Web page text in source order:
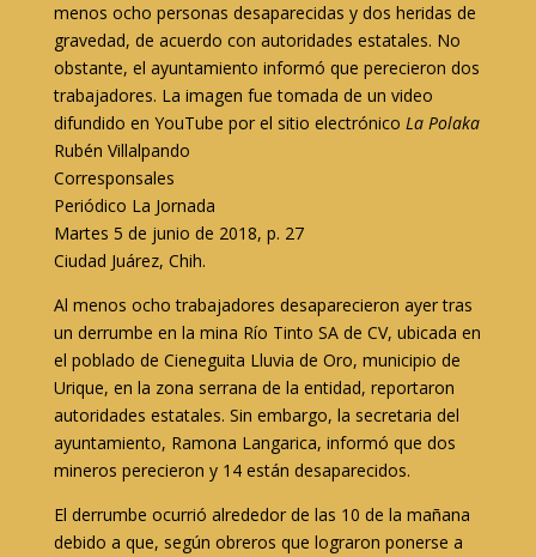
menos ocho personas desaparecidas y dos heridas de
gravedad, de acuerdo con autoridades estatales. No
obstante, el ayuntamiento informó que perecieron dos
trabajadores. La imagen fue tomada de un video
difundido en YouTube por el sitio electrónico La Polaka
Rubén Villalpando
Corresponsales
Periódico La Jornada
Martes 5 de junio de 2018, p. 27
Ciudad Juárez, Chih.
Al menos ocho trabajadores desaparecieron ayer tras
un derrumbe en la mina Río Tinto SA de CV, ubicada en
el poblado de Cieneguita Lluvia de Oro, municipio de
Urique, en la zona serrana de la entidad, reportaron
autoridades estatales. Sin embargo, la secretaria del
ayuntamiento, Ramona Langarica, informó que dos
mineros perecieron y 14 están desaparecidos.
El derrumbe ocurrió alrededor de las 10 de la mañana
debido a que, según obreros que lograron ponerse a